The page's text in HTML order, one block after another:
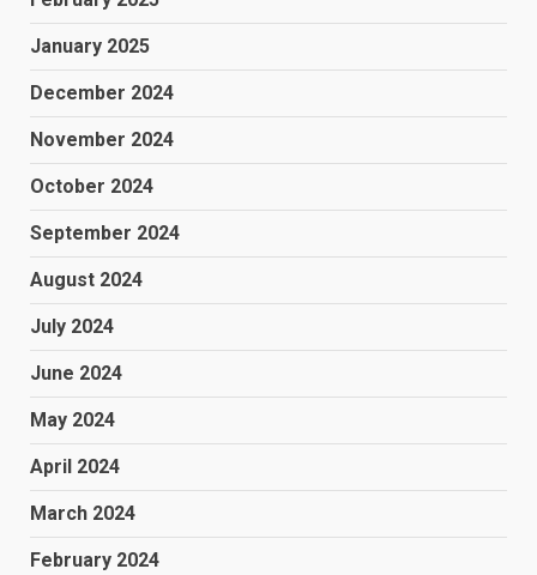
January 2025
December 2024
November 2024
October 2024
September 2024
August 2024
July 2024
June 2024
May 2024
April 2024
March 2024
February 2024